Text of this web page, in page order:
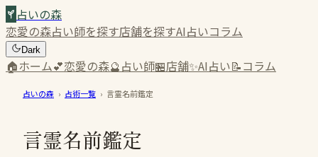
占いの森
恋愛の森占い師を探す店舗を探すAI占いコラム
Dark
🏠ホーム💕恋愛の森🔮占い師🏪店舗✨AI占い📝コラム
占いの森 › 占術一覧 › 言霊名前鑑定
言霊名前鑑定